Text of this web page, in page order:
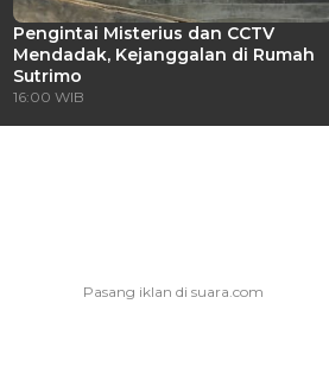
Pengintai Misterius dan CCTV
Mendadak, Kejanggalan di Rumah
Sutrimo
16:00 WIB